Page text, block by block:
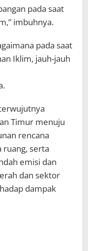
pada saat
imbuhnya.
pada saat
Iklim, jauh-jauh
Timur menuju
rencana
ruang, serta
emisi dan
dan sektor
dampak